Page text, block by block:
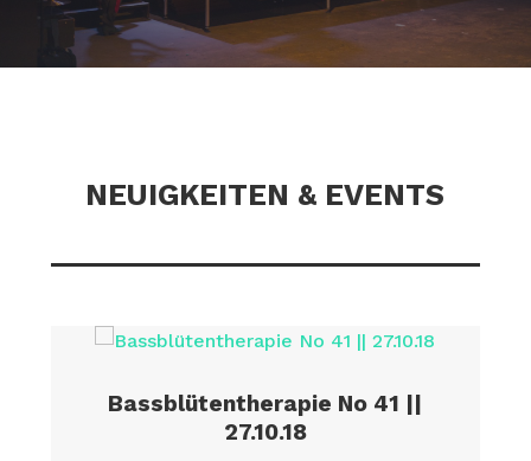
NEUIGKEITEN & EVENTS
Bassblütentherapie No 41 ||
27.10.18